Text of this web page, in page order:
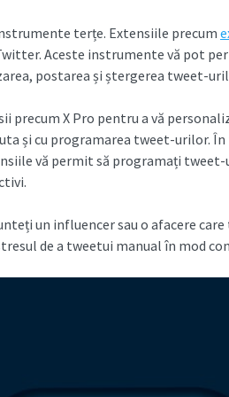
terțe. Extensiile precum
Aceste instrumente vă pot
postarea și ștergerea tweet-
precum X Pro pentru a vă
și cu programarea tweet-urilor.
vă permit să programați
un influencer sau o afacere
de a tweetui manual în mod